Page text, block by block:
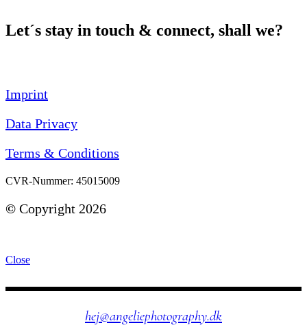
Let´s stay in touch & connect, shall we?
Imprint
Data Privacy
Terms & Conditions
CVR-Nummer: 45015009
© Copyright 2026
Close
hej@angeliephotography.dk